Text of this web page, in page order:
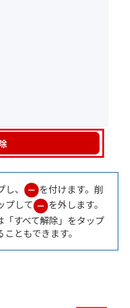
し、
を付けます。削
プして
を外します。
「すべて解除」をタップ
ともできます。